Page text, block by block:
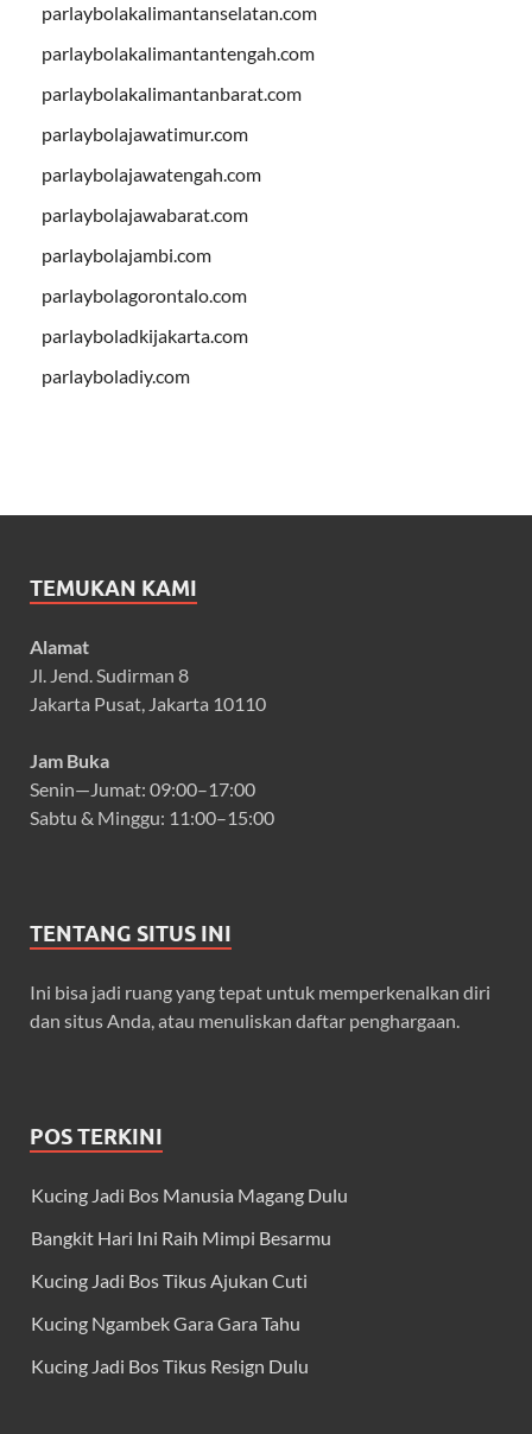
parlaybolakalimantanselatan.com
parlaybolakalimantantengah.com
parlaybolakalimantanbarat.com
parlaybolajawatimur.com
parlaybolajawatengah.com
parlaybolajawabarat.com
parlaybolajambi.com
parlaybolagorontalo.com
parlayboladkijakarta.com
parlayboladiy.com
TEMUKAN KAMI
Alamat
Jl. Jend. Sudirman 8
Jakarta Pusat, Jakarta 10110
Jam Buka
Senin—Jumat: 09:00–17:00
Sabtu & Minggu: 11:00–15:00
TENTANG SITUS INI
Ini bisa jadi ruang yang tepat untuk memperkenalkan diri
dan situs Anda, atau menuliskan daftar penghargaan.
POS TERKINI
Kucing Jadi Bos Manusia Magang Dulu
Bangkit Hari Ini Raih Mimpi Besarmu
Kucing Jadi Bos Tikus Ajukan Cuti
Kucing Ngambek Gara Gara Tahu
Kucing Jadi Bos Tikus Resign Dulu